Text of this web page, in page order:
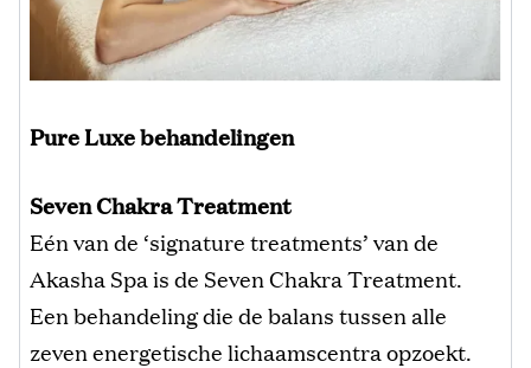
Pure Luxe behandelingen
Seven Chakra Treatment
Eén van de ‘signature treatments’ van de
Akasha Spa is de Seven Chakra Treatment.
Een behandeling die de balans tussen alle
zeven energetische lichaamscentra opzoekt.